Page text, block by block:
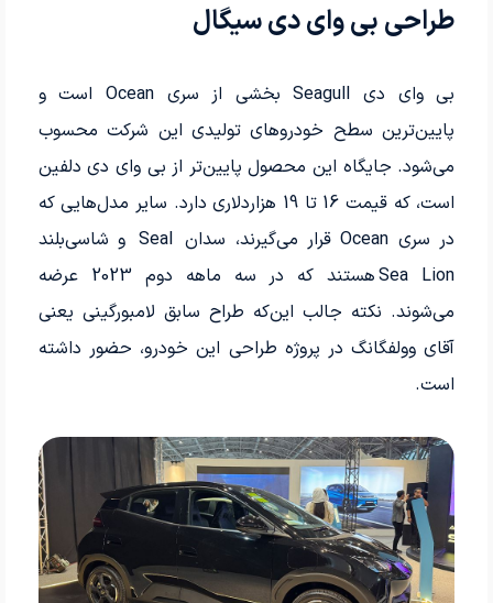
طراحی بی وای دی سیگال
بی‌ وای‌ دی Seagull بخشی از سری Ocean است و
پایین‌ترین سطح خودروهای تولیدی این شرکت محسوب
می‌شود. جایگاه این محصول پایین‌تر از بی وای دی دلفین
است، که قیمت 16 تا 19 هزاردلاری دارد. سایر مدل‌هایی که
در سری Ocean قرار می‌گیرند، سدان Seal و شاسی‌بلند
Sea Lion هستند که در سه ماهه دوم 2023 عرضه
می‌شوند. نکته جالب این‌که طراح سابق لامبورگینی یعنی
آقای وولفگانگ در پروژه طراحی این خودرو، حضور داشته
است.